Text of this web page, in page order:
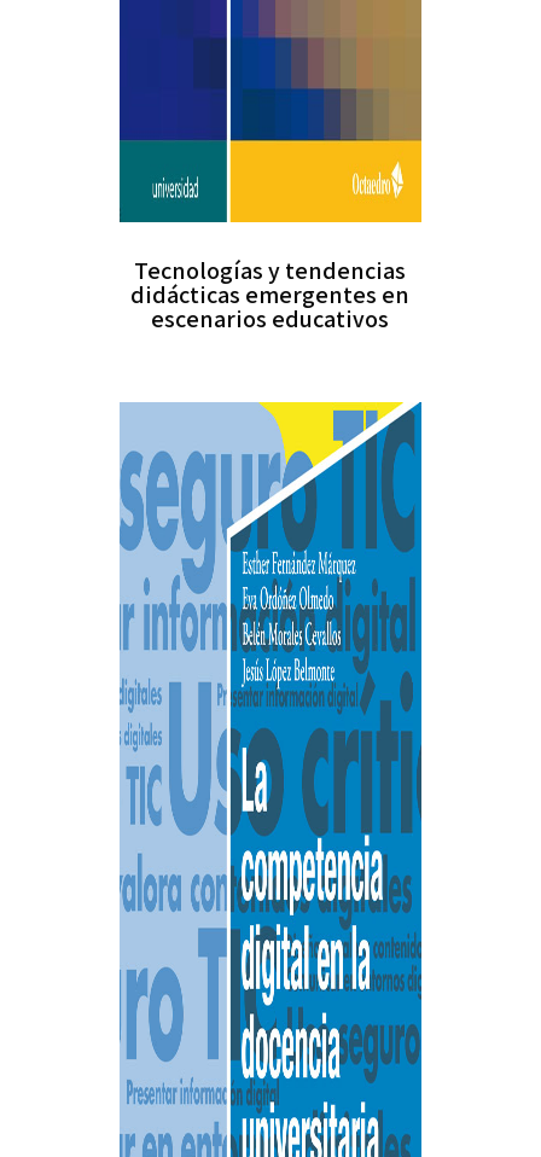
Tecnologías y tendencias
didácticas emergentes en
escenarios educativos